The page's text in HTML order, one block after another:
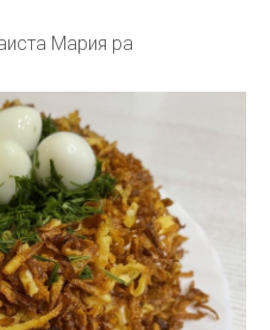
Мария ра